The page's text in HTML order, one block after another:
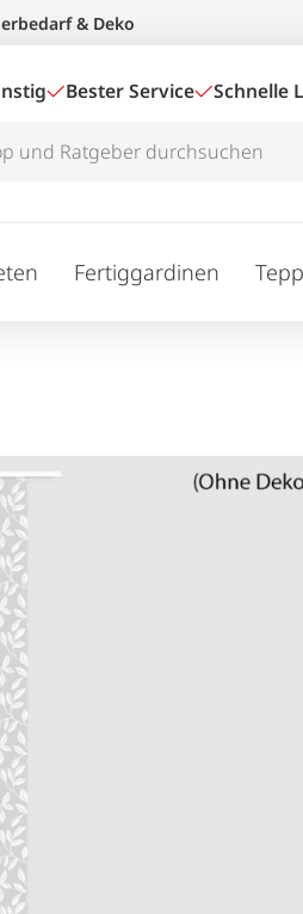
& Deko
Bester Service Schnelle
Fertiggardinen